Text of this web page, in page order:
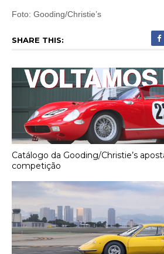
Foto: Gooding/Christie’s
SHARE THIS:
Catálogo da Gooding/Christie’s
competição